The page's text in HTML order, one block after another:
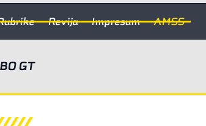
Revija Impresum AMSS
GT